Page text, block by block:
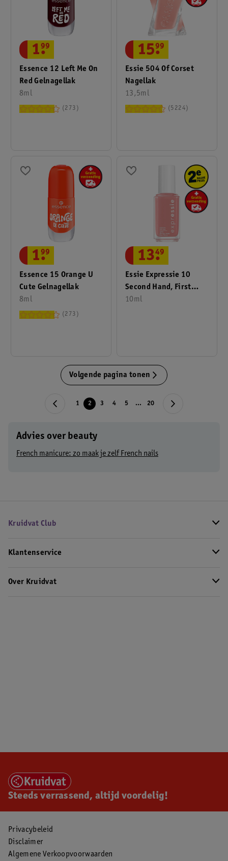
Essence 12 Left Me On
Red Gelnagellak
8ml
1.
99
273
Essie 504 Of Corset
Nagellak
13,5ml
15.
99
5224
Essence 15 Orange U
Cute Gelnagellak
8ml
1.
99
273
Essie Expressie 10
Second Hand, First
Love Quick Dry
10ml
13.
49
Volgende pagina tonen
1 2 3 4 5 ... 20
Advies over beauty
French manicure: zo maak je zelf French nails
Kruidvat Club
Klantenservice
Over Kruidvat
Steeds verrassend, altijd voordelig!
Privacybeleid
Disclaimer
Algemene Verkoopvoorwaarden